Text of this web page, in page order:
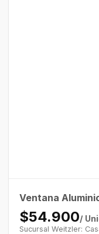
Ventana
$54.900/
Sucursal Weitzler: